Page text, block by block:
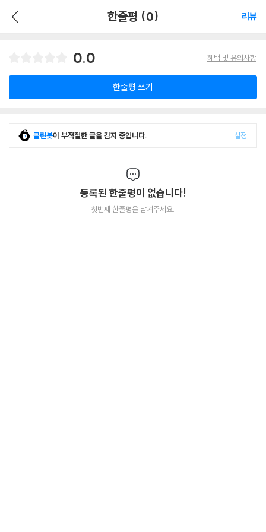
한줄평 (0) 리뷰
0.0 혜택 및 유의사항
한줄평 쓰기
클린봇이 부적절한 글을 감지 중입니다. 설정
등록된 한줄평이 없습니다!
첫번째 한줄평을 남겨주세요.